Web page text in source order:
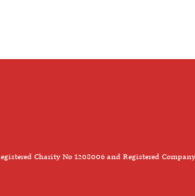
Charity No 1208006 and Registered